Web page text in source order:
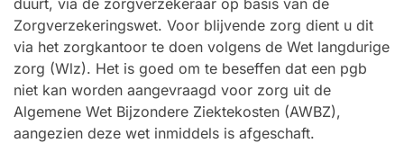
Zorgverzekeringswet. Voor blijvende zorg dient u dit
via het zorgkantoor te doen volgens de Wet langdurige
zorg (Wlz). Het is goed om te beseffen dat een pgb
niet kan worden aangevraagd voor zorg uit de
Algemene Wet Bijzondere Ziektekosten (AWBZ),
aangezien deze wet inmiddels is afgeschaft.